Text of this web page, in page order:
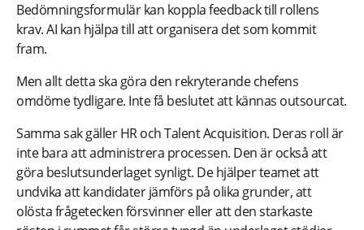
Bedömningsformulär kan koppla feedback till rollens
krav. AI kan hjälpa till att organisera det som kommit
fram.
Men allt detta ska göra den rekryterande chefens
omdöme tydligare. Inte få beslutet att kännas outsourcat.
Samma sak gäller HR och Talent Acquisition. Deras roll är
inte bara att administrera processen. Den är också att
göra beslutsunderlaget synligt. De hjälper teamet att
undvika att kandidater jämförs på olika grunder, att
olösta frågetecken försvinner eller att den starkaste